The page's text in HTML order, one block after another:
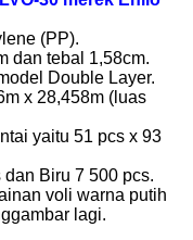
(PP).
dan tebal 1,58cm.
Double Layer.
x 28,458m (luas
yaitu 51 pcs x 93
Biru 7 500 pcs.
voli warna putih
lagi.